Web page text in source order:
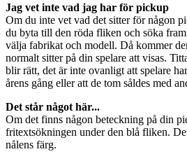
Jag vet inte vad jag har för pickup
Om du inte vet vad det sitter för någon
du byta till den röda fliken och söka
välja fabrikat och modell. Då kommer
normalt sitter på din spelare att visas.
blir rätt, det är inte ovanligt att spelare
årens gång eller att de tom såldes med
Det står något här...
Om det finns någon beteckning på din
fritextsökningen under den blå fliken.
nålens färg.